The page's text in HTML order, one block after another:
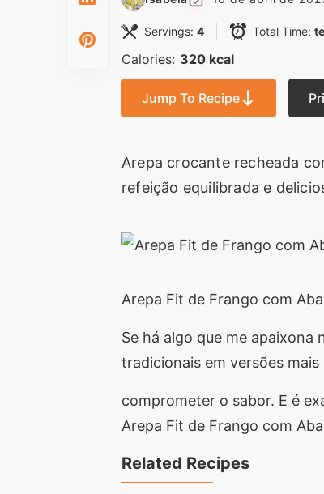
Servings: 4 Total Time:
Calories: 320 kcal
Jump To Recipe
Arepa crocante recheada
refeição equilibrada e
Arepa Fit de Frango com
Se há algo que me
tradicionais em versões mais
comprometer o sabor. E é
Arepa Fit de Frango com
Related Recipes